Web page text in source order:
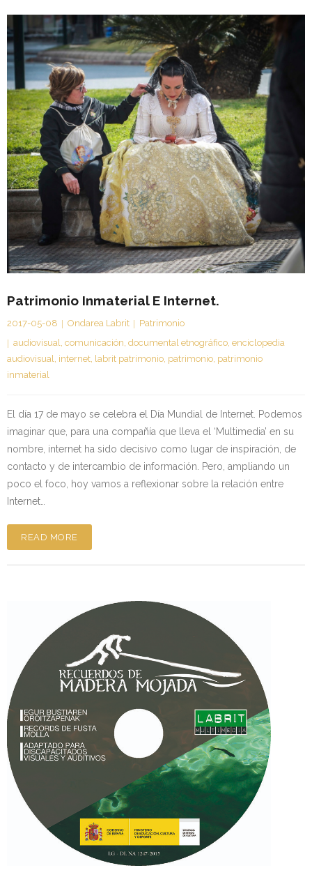
Patrimonio Inmaterial E Internet.
2017-05-08 Ondarea Labrit
Patrimonio
audiovisual
comunicación documental etnográfico enciclopedia
audiovisual
internet labrit patrimonio patrimonio patrimonio
inmaterial
El día 17 de mayo se celebra el Día Mundial de Internet. Podemos
imaginar que, para una compañía que lleva el ‘Multimedia’ en su
nombre, internet ha sido decisivo como lugar de inspiración, de
contacto y de intercambio de información. Pero, ampliando un
poco el foco, hoy vamos a reflexionar sobre la relación entre
Internet…
READ MORE